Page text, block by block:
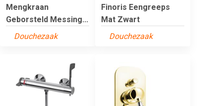
Mengkraan
Geborsteld Messing...
Douchezaak
Finoris Eengreeps
Mat Zwart
Douchezaak